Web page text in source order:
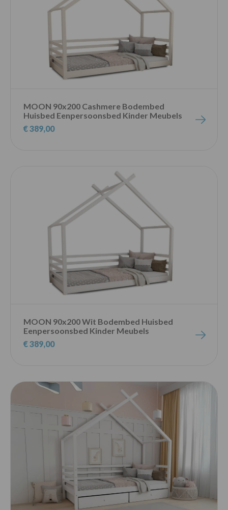
MOON 90x200 Cashmere Bodembed
Huisbed Eenpersoonsbed Kinder Meubels
€ 389,00
MOON 90x200 Wit Bodembed Huisbed
Eenpersoonsbed Kinder Meubels
€ 389,00